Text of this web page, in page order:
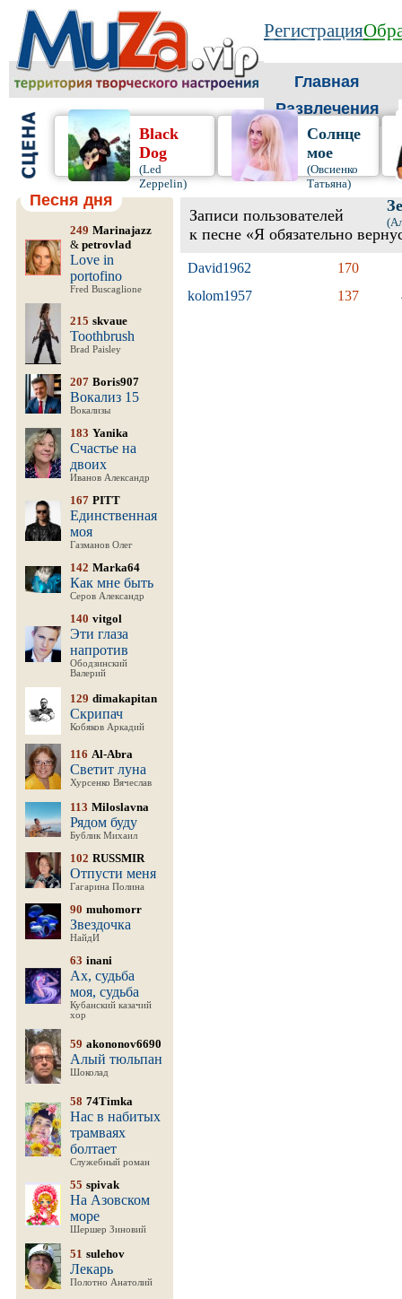
Регистрация
Главная
Развлечения
Black
Dog
(Led
Zeppelin)
Солнце
мое
(Овсиенко
Татьяна)
Песня дня
249 Marinajazz
& petrovlad
Love in
portofino
Fred Buscaglione
215 skvaue
Toothbrush
Brad Paisley
207 Boris907
Вокализ 15
Вокализы
183 Yanika
Счастье на
двоих
Иванов Александр
167 PITT
Единственная
моя
Газманов Олег
142 Marka64
Как мне быть
Серов Александр
140 vitgol
Эти глаза
напротив
Ободзинский
Валерий
129 dimakapitan
Скрипач
Кобяков Аркадий
116 Al-Abra
Светит луна
Хурсенко Вячеслав
113 Miloslavna
Рядом буду
Бублик Михаил
102 RUSSMIR
Отпусти меня
Гагарина Полина
90 muhomorr
Звездочка
НайдИ
63 inani
Ах, судьба
моя, судьба
Кубанский казачий
хор
59 akononov6690
Алый тюльпан
Шоколад
58 74Timka
Нас в набитых
трамваях
болтает
Служебный роман
55 spivak
На Азовском
море
Шершер Зиновий
51 sulehov
Лекарь
Полотно Анатолий
Записи пользователей
к песне «Я обязательно
David1962 170
kolom1957
137